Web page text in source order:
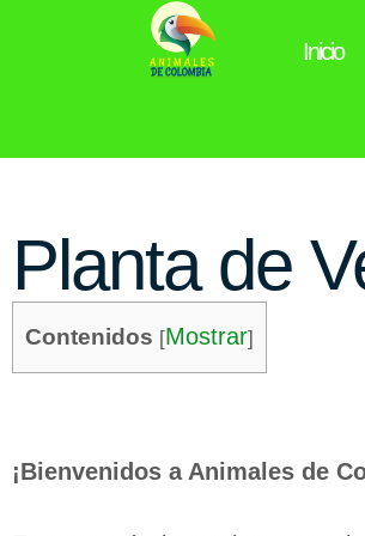
Inicio
Planta de
Contenidos [Mostrar]
¡Bienvenidos a Animales de